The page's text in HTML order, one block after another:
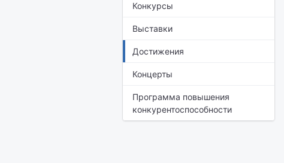
Конкурсы
Выставки
Достижения
Концерты
Программа повышения
конкурентоспособности